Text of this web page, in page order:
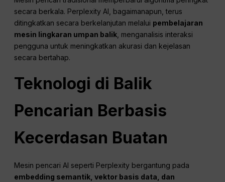
secara berkala. Perplexity AI, bagaimanapun, terus
ditingkatkan secara berkelanjutan melalui pembelajaran
mesin lingkaran umpan balik , menganalisis interaksi
pengguna untuk meningkatkan akurasi dan kejelasan
secara bertahap.
Teknologi di Balik
Pencarian Berbasis
Kecerdasan Buatan
Mesin pencari AI seperti Perplexity bergantung pada
embedding semantik,vektor basis data, dan